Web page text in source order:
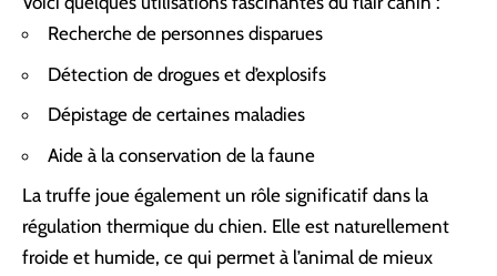
Recherche de personnes disparues
Détection de drogues et d’explosifs
Dépistage de certaines maladies
Aide à la conservation de la faune
La truffe joue également un rôle significatif dans la
régulation thermique du chien. Elle est naturellement
froide et humide, ce qui permet à l’animal de mieux